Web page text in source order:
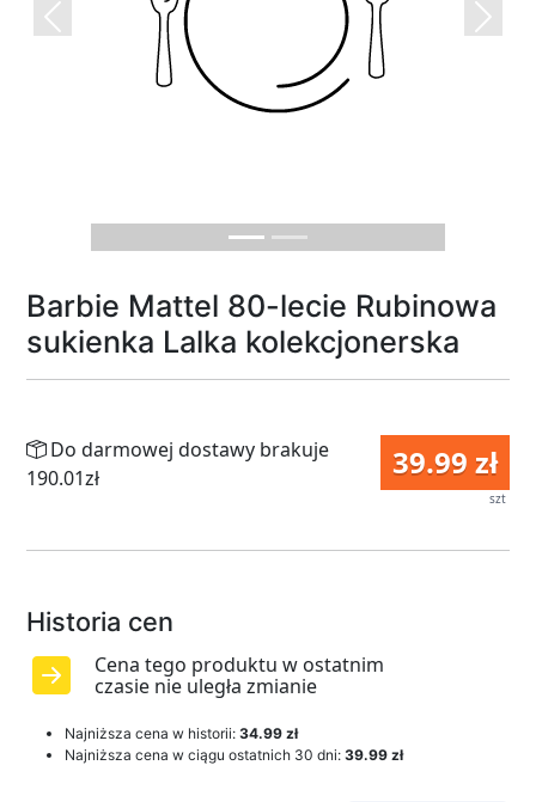
Previous Next
Barbie Mattel 80-lecie Rubinowa
sukienka Lalka kolekcjonerska
39.99 zł
szt
Do darmowej dostawy brakuje
190.01zł
Historia cen
Cena tego produktu w ostatnim
czasie nie uległa zmianie
Najniższa cena w historii: 34.99 zł
Najniższa cena w ciągu ostatnich 30 dni: 39.99 zł